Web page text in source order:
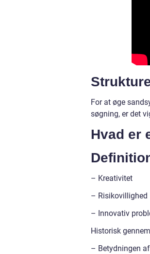
For at øge
søgning, er det
Hvad er
– Kreativitet
– Risikovillighed
– Innovativ
Historisk
– Betydningen